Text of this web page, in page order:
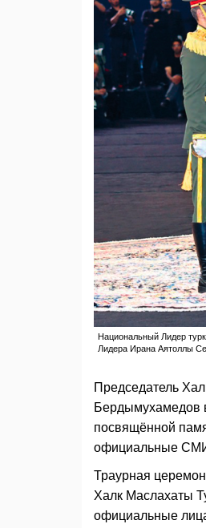
Национальный Лидер
Лидера Ирана Аятоллы
Председатель
Бердымухамедов
посвящённой
официальные
Траурная
Халк Маслахаты
официальные